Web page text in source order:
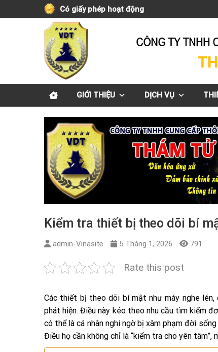
to
Có giấy phép hoạt động
GIỚI THIỆU DỊCH VỤ
Kiểm tra thiết bị theo dõi bí
admin-Vinasite 5 Tháng 1, 2026 791
Rate this post
Các thiết bị theo dõi bí mật như máy nghe lén,
phát hiện. Điều này kéo theo nhu cầu tìm kiếm
có thể là cá nhân nghi ngờ bị xâm phạm đời
Điều họ cần không chỉ là “kiểm tra cho yên